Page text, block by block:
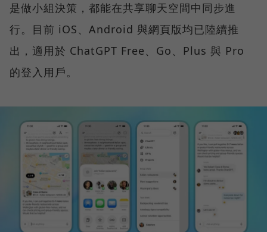
是做小組決策，都能在共享聊天空間中同步進
行。目前 iOS、Android 與網頁版均已陸續推
出，適用於 ChatGPT Free、Go、Plus 與 Pro
的登入用戶。